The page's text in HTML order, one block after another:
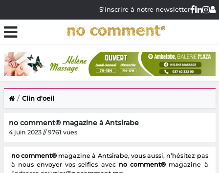
S'inscrire à notre newsletter
Clin d'oeil
no comment® magazine à Antsirabe
4 juin 2023 // 9761 vues
no comment®magazine à Antsirabe, vous aussi, n’hésitez pas
à nous envoyer vos selfies avec no comment® magazine à